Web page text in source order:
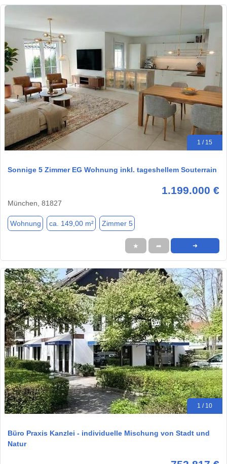
1 / 15
Sonnige 5 Zimmer EG Wohnung inkl. tageshellem Souterrain
1.199.000 €
München, 81827
Wohnung ca. 149,00 m² Zimmer 5
★ ➦ ➜
1 / 10
Büro Praxis Kanzlei - individuelle Mischung von Stadt und
Natur